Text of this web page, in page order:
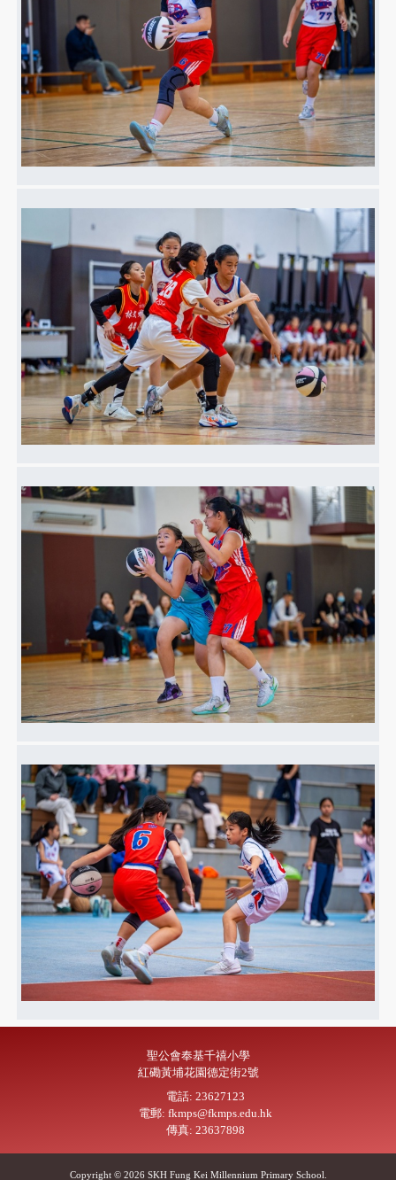
聖公會奉基千禧小學
紅磡黃埔花園德定街2號
電話: 23627123
電郵: fkmps@fkmps.edu.hk
傳真: 23637898
Copyright © 2026 SKH Fung Kei Millennium Primary School.